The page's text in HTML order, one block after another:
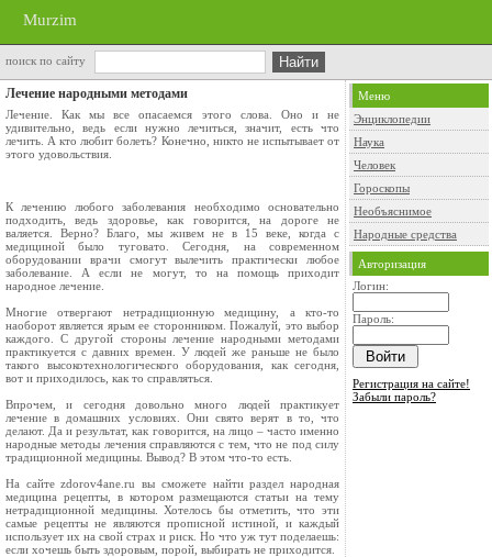
Murzim
поиск по сайту
Лечение народными методами
Лечение. Как мы все опасаемся этого слова. Оно и не
удивительно, ведь если нужно лечиться, значит, есть что
лечить. А кто любит болеть? Конечно, никто не испытывает от
этого удовольствия.
К лечению любого заболевания необходимо основательно
подходить, ведь здоровье, как говорится, на дороге не
валяется. Верно? Благо, мы живем не в 15 веке, когда с
медициной было туговато. Сегодня, на современном
оборудовании врачи смогут вылечить практически любое
заболевание. А если не могут, то на помощь приходит
народное лечение.
Многие отвергают нетрадиционную медицину, а кто-то
наоборот является ярым ее сторонником. Пожалуй, это выбор
каждого. С другой стороны лечение народными методами
практикуется с давних времен. У людей же раньше не было
такого высокотехнологического оборудования, как сегодня,
вот и приходилось, как то справляться.
Впрочем, и сегодня довольно много людей практикует
лечение в домашних условиях. Они свято верят в то, что
делают. Да и результат, как говорится, на лицо – часто именно
народные методы лечения справляются с тем, что не под силу
традиционной медицины. Вывод? В этом что-то есть.
На сайте zdorov4ane.ru вы сможете найти раздел народная
медицина рецепты, в котором размещаются статьи на тему
нетрадиционной медицины. Хотелось бы отметить, что эти
самые рецепты не являются прописной истиной, и каждый
использует их на свой страх и риск. Но что уж тут поделаешь:
если хочешь быть здоровым, порой, выбирать не приходится.
Меню
Энциклопедии
Наука
Человек
Гороскопы
Необъяснимое
Народные средства
Авторизация
Логин:
Пароль:
Регистрация на сайте!
Забыли пароль?